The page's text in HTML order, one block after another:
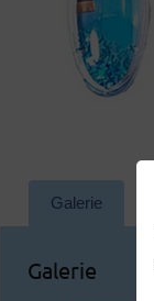
Galerie
Galerie